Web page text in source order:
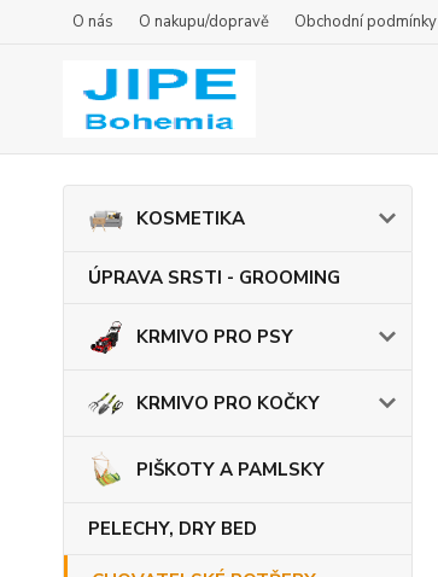
O nás O nakupu/dopravě Obchodní podmínky
KOSMETIKA
ÚPRAVA SRSTI - GROOMING
KRMIVO PRO PSY
KRMIVO PRO KOČKY
PIŠKOTY A PAMLSKY
PELECHY, DRY BED